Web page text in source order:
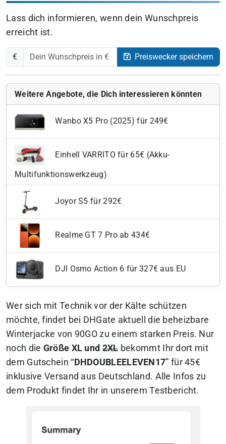
Lass dich informieren, wenn dein Wunschpreis
erreicht ist.
€ Preiswecker speichern
Weitere Angebote, die Dich interessieren könnten
Wanbo X5 Pro (2025) für 249€
Einhell VARRITO für 65€ (Akku-
Multifunktionswerkzeug)
Joyor S5 für 292€
Realme GT 7 Pro ab 434€
DJI Osmo Action 6 für 327€ aus EU
Wer sich mit Technik vor der Kälte schützen
möchte, findet bei DHGate aktuell die beheizbare
Winterjacke von 90GO zu einem starken Preis. Nur
noch die Größe XL und2XLbekommt Ihr dort mit
dem Gutschein “ DHDOUBLEELEVEN17” für 45€
inklusive Versand aus Deutschland. Alle Infos zu
dem Produkt findet Ihr in unserem Testbericht.